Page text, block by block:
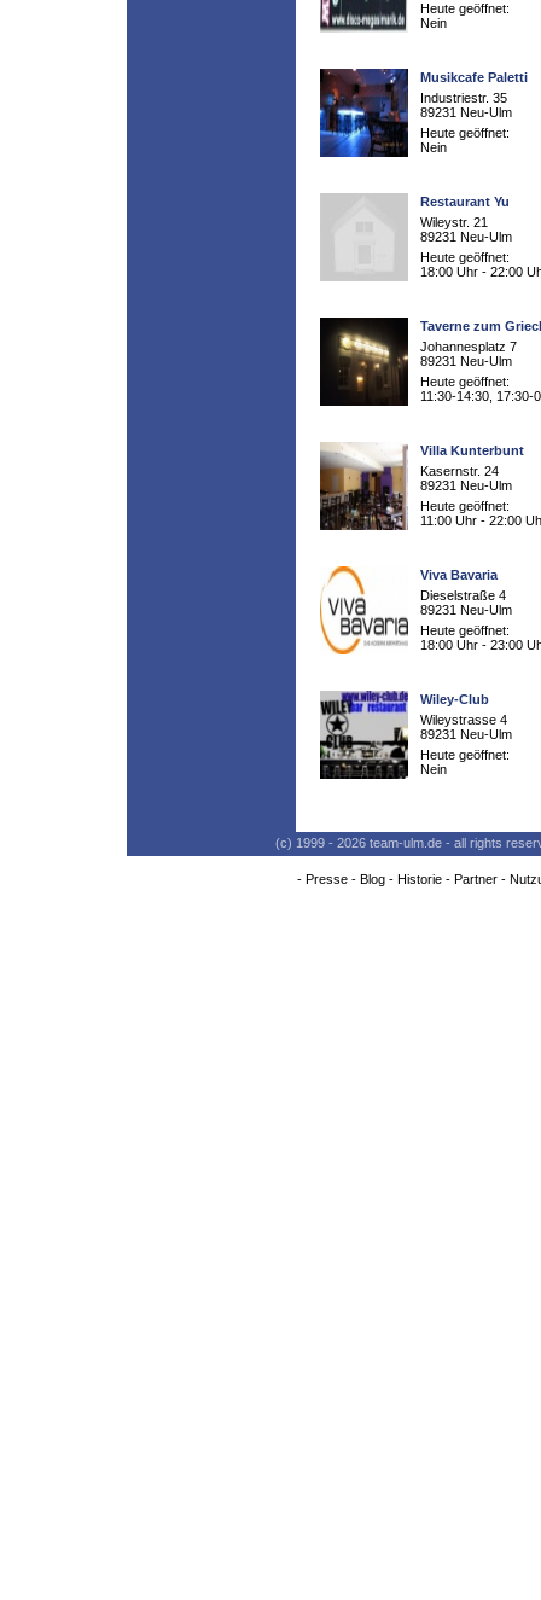
Heute geöffnet:
Nein
Musikcafe Paletti
Industriestr. 35
89231 Neu-Ulm
Heute geöffnet:
Nein
Restaurant Yu
Wileystr. 21
89231 Neu-Ulm
Heute geöffnet:
18:00 Uhr - 22:00
Taverne zum
Johannesplatz 7
89231 Neu-Ulm
Heute geöffnet:
11:30-14:30, 17:30-
Villa Kunterbunt
Kasernstr. 24
89231 Neu-Ulm
Heute geöffnet:
11:00 Uhr - 22:00
Viva Bavaria
Dieselstraße 4
89231 Neu-Ulm
Heute geöffnet:
18:00 Uhr - 23:00
Wiley-Club
Wileystrasse 4
89231 Neu-Ulm
Heute geöffnet:
Nein
(c) 1999 - 2026 team-ulm.de - all rights
- Presse- Blog- Historie- Partner-